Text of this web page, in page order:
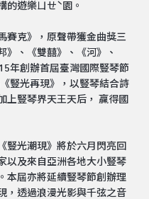
的遊樂ㄩㄝˋ園。
克》，原聲帶獲金曲獎三
》、《雙囍》、《河》、
年創辦首屆臺灣國際豎琴節
豎光再現》，以豎琴結合詩
上豎琴界天王天后， 贏得國
豎光潮現》將於六月閃亮回
以及來自亞洲各地大小豎琴
本屆亦將延續豎琴節創辦理
，透過浪漫光影與千弦之音